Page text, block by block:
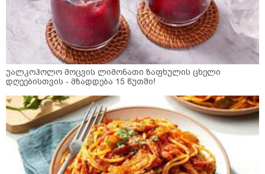
უალკოჰოლო მოცვის ლიმონათი ზაფხულის ცხელი
დღეებისთვის - მზადდება 15 წუთში!